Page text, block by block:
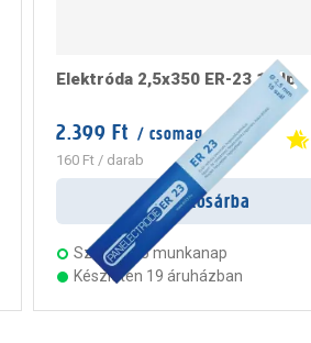
Elektróda 2,5x350 ER-23 15db
2.399 Ft / csomag
160 Ft/ darab
Kosárba
Szállítás: 5 munkanap
Készleten 19 áruházban